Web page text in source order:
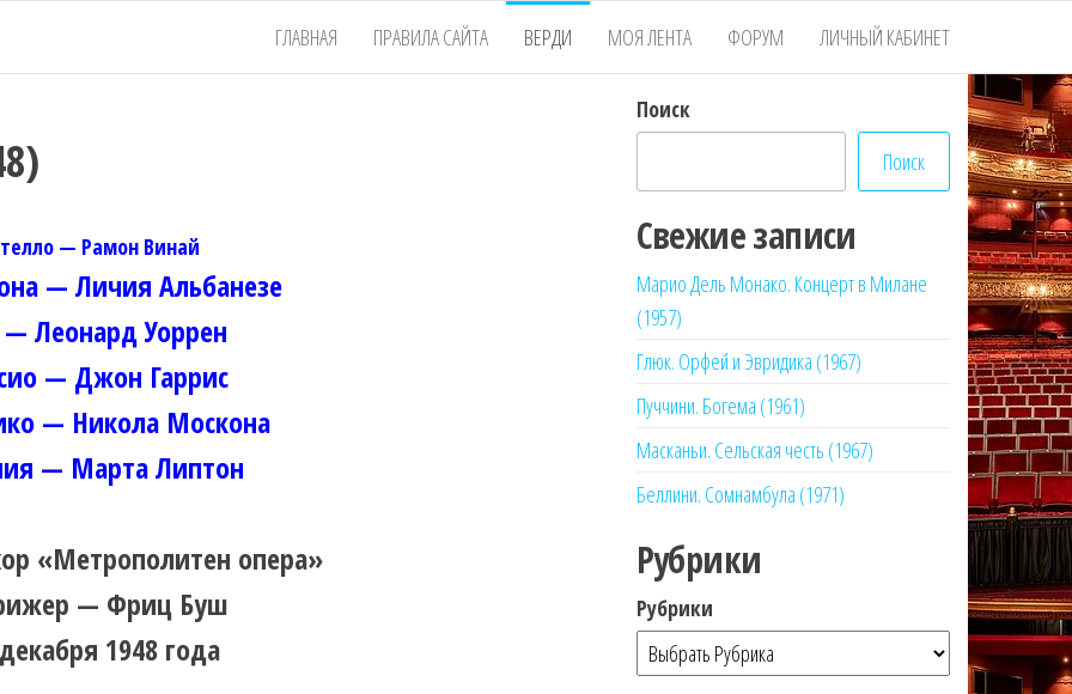
ГЛАВНАЯ ПРАВИЛА САЙТА ВЕРДИ МОЯ ЛЕНТА ФОРУМ ЛИЧНЫЙ КАБИНЕТ
— Рамон Винай
— Личия Альбанезе
— Леонард Уоррен
— Джон Гаррис
— Никола Москона
— Марта Липтон
«Метрополитен опера»
— Фриц Буш
1948 года
Поиск
Поиск
Свежие записи
Марио Дель Монако. Концерт в Милане
(1957)
Глюк. Орфей и Эвридика (1967)
Пуччини. Богема (1961)
Масканьи. Сельская честь (1967)
Беллини. Сомнамбула (1971)
Рубрики
Рубрики